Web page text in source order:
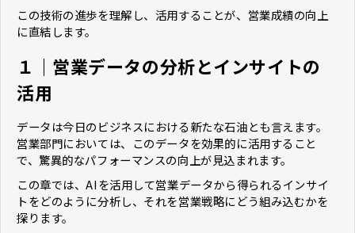
この技術の進歩を理解し、活用することが、営業成績の向上
に直結します。
１｜営業データの分析とインサイトの
活用
データは今日のビジネスにおける新たな石油とも言えます。
営業部門においては、このデータを効果的に活用すること
で、驚異的なパフォーマンスの向上が見込まれます。
この章では、AIを活用して営業データから得られるインサイ
トをどのように分析し、それを営業戦略にどう組み込むかを
探ります。